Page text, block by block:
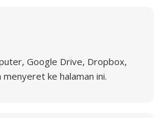
Google Drive, Dropbox,
menyeret ke halaman ini.